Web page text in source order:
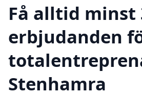
Få alltid minst
erbjudanden
Stenhamra